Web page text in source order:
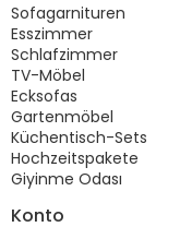
Sofagarnituren
Esszimmer
Schlafzimmer
TV-Möbel
Ecksofas
Gartenmöbel
Küchentisch-Sets
Hochzeitspakete
Giyinme Odası
Konto